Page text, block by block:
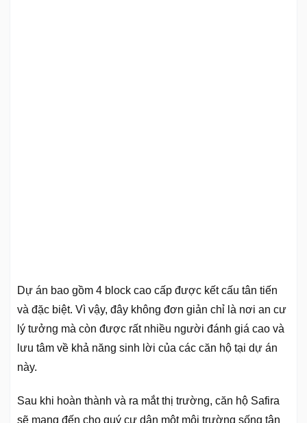
Dự án bao gồm 4 block cao cấp được kết cấu tân tiến
và đặc biệt. Vì vậy, đây không đơn giản chỉ là nơi an cư
lý tưởng mà còn được rất nhiều người đánh giá cao và
lưu tâm về khả năng sinh lời của các căn hộ tại dự án
này.
Sau khi hoàn thành và ra mắt thị trường, căn hộ Safira
sẽ mang đến cho quý cư dân một môi trường sống tân